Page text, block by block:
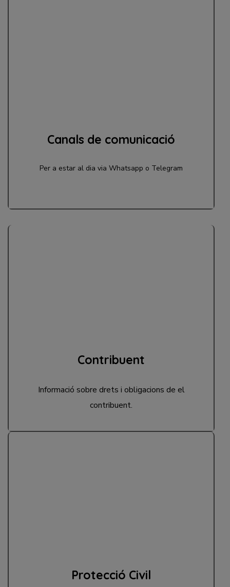
Canals de comunicació
Per a estar al dia via Whatsapp o Telegram
Contribuent
Informació sobre drets i obligacions de el
contribuent.
Protecció Civil